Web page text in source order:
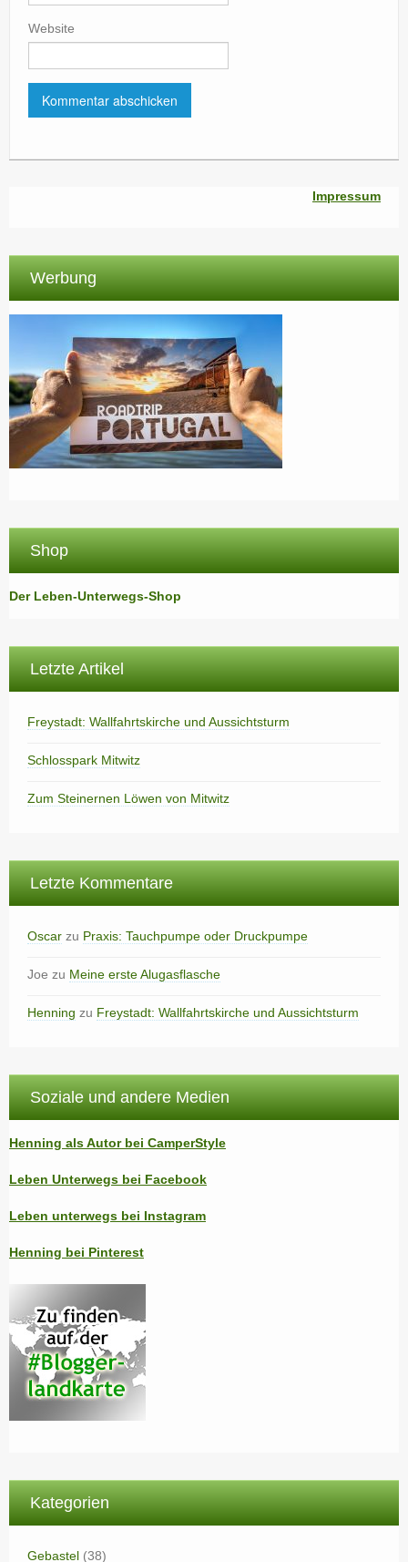
Website
Impressum
Werbung
Shop
Der Leben-Unterwegs-Shop
Letzte Artikel
Freystadt: Wallfahrtskirche und Aussichtsturm
Schlosspark Mitwitz
Zum Steinernen Löwen von Mitwitz
Letzte Kommentare
Oscar zu Praxis: Tauchpumpe oder Druckpumpe
Joe zu Meine erste Alugasflasche
Henning zu Freystadt: Wallfahrtskirche und Aussichtsturm
Soziale und andere Medien
Henning als Autor bei CamperStyle
Leben Unterwegs bei Facebook
Leben unterwegs bei Instagram
Henning bei Pinterest
Kategorien
Gebastel (38)